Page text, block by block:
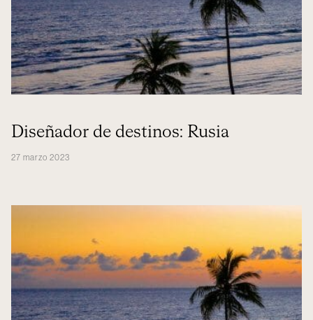
Diseñador de destinos: Rusia
27 marzo 2023